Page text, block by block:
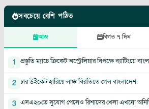
সবচেয়ে বেশি পঠিত
আজ বিগত ৭ দিন
1 প্রস্তুতি ম্যাচে ক্রিকেট অস্ট্রেলিয়ার বিপক্ষে ব্যাটিংয়ে
2 চার উইকেট হারিয়ে লাঞ্চ বিরতিতে গেল বাংলাদেশ
3 এসএ২০তে সুযোগ পেলেও রিশাদের খেলা এখনো